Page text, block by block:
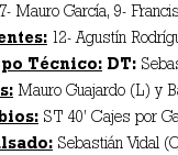
Mauro García, 9-
12- Agustín
Técnico: DT:
Mauro Guajardo (L) y
ST 40’ Cajes por
Sebastián Vidal